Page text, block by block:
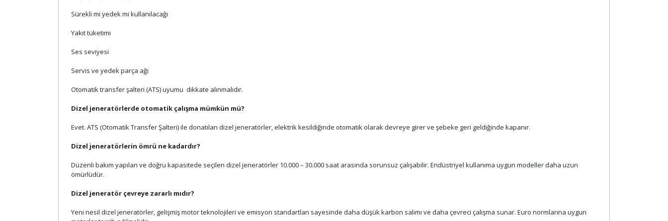
Sürekli mi yedek mi kullanılacağı
Yakıt tüketimi
Ses seviyesi
Servis ve yedek parça ağı
Otomatik transfer şalteri (ATS) uyumu dikkate alınmalıdır.
Dizel jeneratörlerde otomatik çalışma mümkün mü?
Evet. ATS (Otomatik Transfer Şalteri) ile donatılan dizel jeneratörler, elektrik kesildiğinde otomatik olarak devreye girer ve şebeke geri geldiğinde kapanır.
Dizel jeneratörlerin ömrü ne kadardır?
Düzenli bakım yapılan ve doğru kapasitede seçilen dizel jeneratörler 10.000 – 30.000 saat arasında sorunsuz çalışabilir. Endüstriyel kullanıma uygun modeller daha uzun
ömürlüdür.
Dizel jeneratör çevreye zararlı mıdır?
Yeni nesil dizel jeneratörler, gelişmiş motor teknolojileri ve emisyon standartları sayesinde daha düşük karbon salımı ve daha çevreci çalışma sunar. Euro normlarına uygun